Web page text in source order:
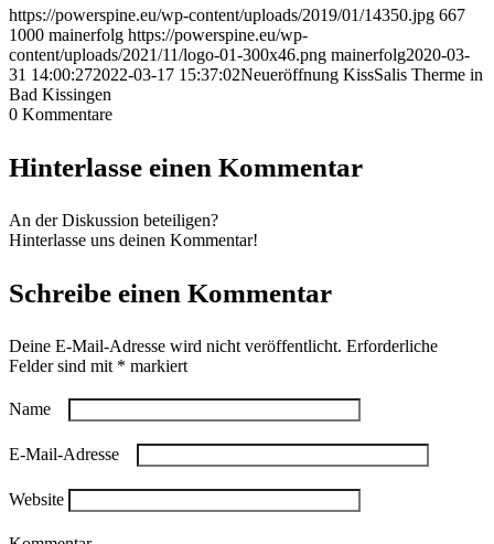
https://powerspine.eu/wp-content/uploads/2019/01/14350.jpg 667
1000 mainerfolg https://powerspine.eu/wp-
content/uploads/2021/11/logo-01-300x46.png mainerfolg2020-03-
31 14:00:272022-03-17 15:37:02Neueröffnung KissSalis Therme in
Bad Kissingen
0 Kommentare
Hinterlasse einen Kommentar
An der Diskussion beteiligen?
Hinterlasse uns deinen Kommentar!
Schreibe einen Kommentar
Deine E-Mail-Adresse wird nicht veröffentlicht. Erforderliche
Felder sind mit * markiert
Name
E-Mail-Adresse
Website